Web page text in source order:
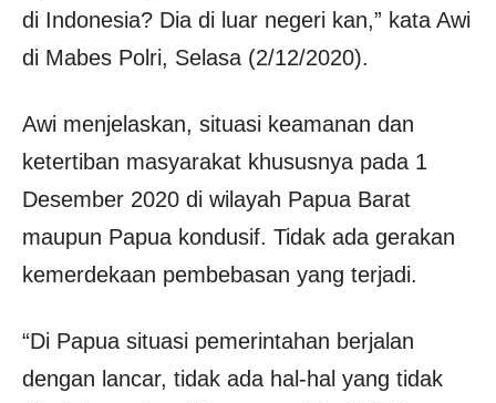
di Indonesia? Dia di luar negeri kan,” kata Awi
di Mabes Polri, Selasa (2/12/2020).
Awi menjelaskan, situasi keamanan dan
ketertiban masyarakat khususnya pada 1
Desember 2020 di wilayah Papua Barat
maupun Papua kondusif. Tidak ada gerakan
kemerdekaan pembebasan yang terjadi.
“Di Papua situasi pemerintahan berjalan
dengan lancar, tidak ada hal-hal yang tidak